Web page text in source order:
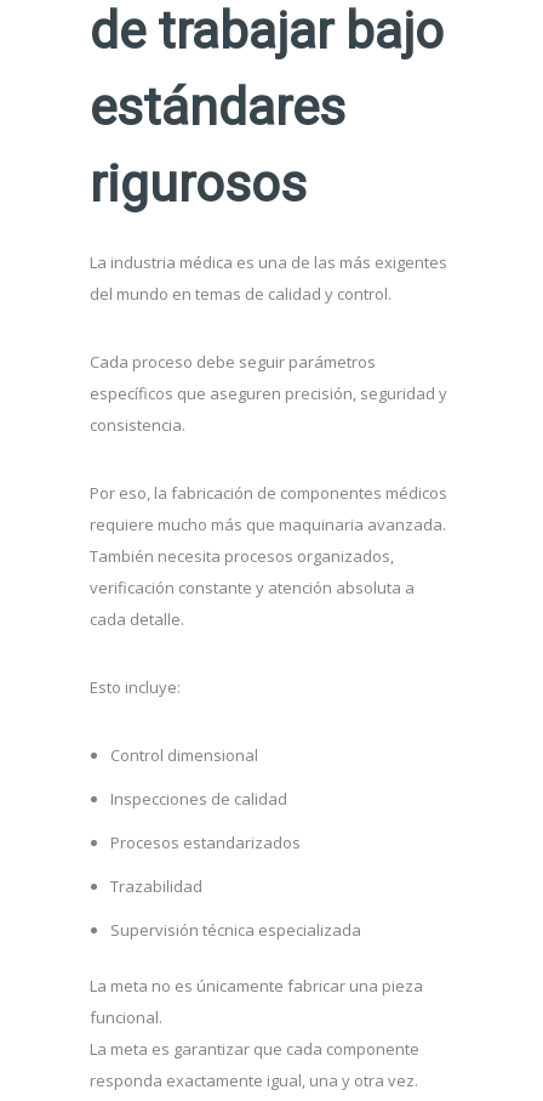
de trabajar bajo
estándares
rigurosos
La industria médica es una de las más exigentes
del mundo en temas de calidad y control.
Cada proceso debe seguir parámetros
específicos que aseguren precisión, seguridad y
consistencia.
Por eso, la fabricación de componentes médicos
requiere mucho más que maquinaria avanzada.
También necesita procesos organizados,
verificación constante y atención absoluta a
cada detalle.
Esto incluye:
Control dimensional
Inspecciones de calidad
Procesos estandarizados
Trazabilidad
Supervisión técnica especializada
La meta no es únicamente fabricar una pieza
funcional.
La meta es garantizar que cada componente
responda exactamente igual, una y otra vez.